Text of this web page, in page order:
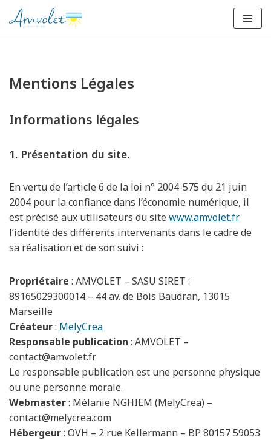
Mentions Légales
Informations légales
1. Présentation du site.
En vertu de l’article 6 de la loi n° 2004-575 du 21 juin
2004 pour la confiance dans l’économie numérique, il
est précisé aux utilisateurs du sitewww.amvolet.fr
l’identité des différents intervenants dans le cadre de
sa réalisation et de son suivi :
Propriétaire : AMVOLET – SASU SIRET :
89165029300014 – 44 av. de Bois Baudran, 13015
Marseille
Créateur: MelyCrea
Responsable publication : AMVOLET –
contact@amvolet.fr
Le responsable publication est une personne physique
ou une personne morale.
Webmaster: Mélanie NGHIEM (MelyCrea) –
contact@melycrea.com
Hébergeur: OVH – 2 rue Kellermann – BP 80157 59053